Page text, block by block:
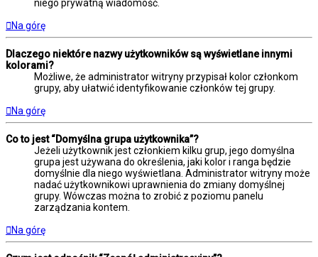
niego prywatną wiadomość.
Na górę
Dlaczego niektóre nazwy użytkowników są wyświetlane innymi
kolorami?
Możliwe, że administrator witryny przypisał kolor członkom
grupy, aby ułatwić identyfikowanie członków tej grupy.
Na górę
Co to jest “Domyślna grupa użytkownika”?
Jeżeli użytkownik jest członkiem kilku grup, jego domyślna
grupa jest używana do określenia, jaki kolor i ranga będzie
domyślnie dla niego wyświetlana. Administrator witryny może
nadać użytkownikowi uprawnienia do zmiany domyślnej
grupy. Wówczas można to zrobić z poziomu panelu
zarządzania kontem.
Na górę